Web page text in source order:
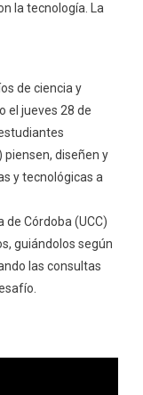
la tecnología. La
de ciencia y
el jueves 28 de
piensen, diseñen y
y tecnológicas a
de Córdoba (UCC)
guiándolos según
las consultas